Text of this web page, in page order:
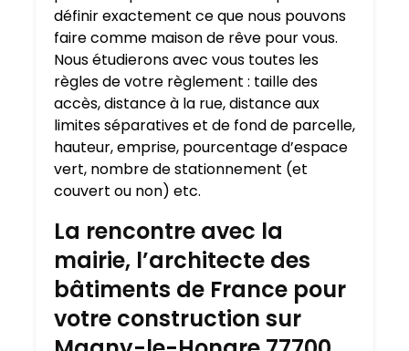
définir exactement ce que nous pouvons
faire comme maison de rêve pour vous.
Nous étudierons avec vous toutes les
règles de votre règlement : taille des
accès, distance à la rue, distance aux
limites séparatives et de fond de parcelle,
hauteur, emprise, pourcentage d’espace
vert, nombre de stationnement (et
couvert ou non) etc.
La rencontre avec la
mairie, l’architecte des
bâtiments de France pour
votre construction sur